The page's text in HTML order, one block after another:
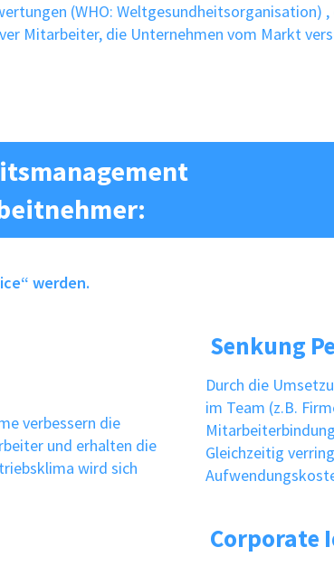
(WHO: Weltgesundheitsorganisation)
Mitarbeiter, die Unternehmen vom Markt
werden.
verbessern die
und erhalten die
wird sich
Senkung
Durch die
im Team (z.B.
Gleichzeitig
Corporate